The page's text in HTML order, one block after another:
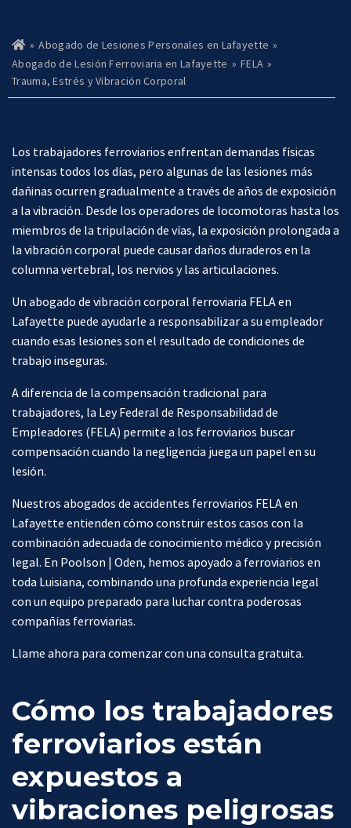
Ho
m
e
» Abogado de Lesiones Personales en Lafayette »
Abogado de Lesión Ferroviaria en Lafayette » FELA »
Trauma, Estrés y Vibración Corporal
Los trabajadores ferroviarios enfrentan demandas físicas
intensas todos los días, pero algunas de las lesiones más
dañinas ocurren gradualmente a través de años de exposición
a la vibración. Desde los operadores de locomotoras hasta los
miembros de la tripulación de vías, la exposición prolongada a
la vibración corporal puede causar daños duraderos en la
columna vertebral, los nervios y las articulaciones.
Un abogado de vibración corporal ferroviaria FELA en
Lafayette puede ayudarle a responsabilizar a su empleador
cuando esas lesiones son el resultado de condiciones de
trabajo inseguras.
A diferencia de la compensación tradicional para
trabajadores, la Ley Federal de Responsabilidad de
Empleadores (FELA) permite a los ferroviarios buscar
compensación cuando la negligencia juega un papel en su
lesión.
Nuestros abogados de accidentes ferroviarios FELA en
Lafayette entienden cómo construir estos casos con la
combinación adecuada de conocimiento médico y precisión
legal. En Poolson | Oden, hemos apoyado a ferroviarios en
toda Luisiana, combinando una profunda experiencia legal
con un equipo preparado para luchar contra poderosas
compañías ferroviarias.
Llame ahora para comenzar con una consulta gratuita.
Cómo los trabajadores
ferroviarios están
expuestos a
vibraciones peligrosas